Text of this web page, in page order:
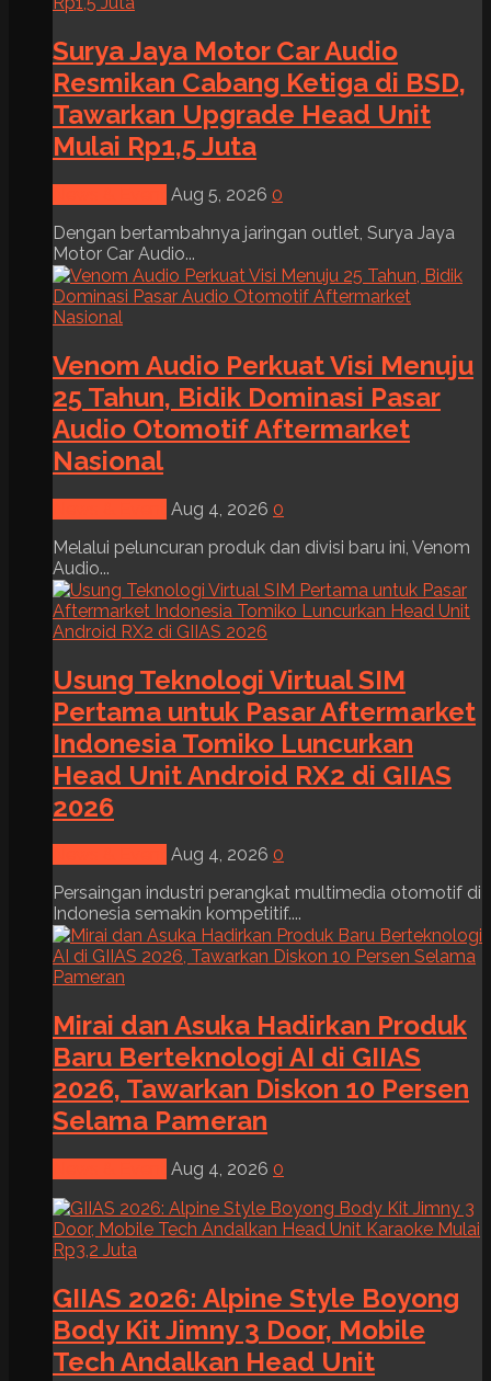
Surya Jaya Motor Car Audio
Resmikan Cabang Ketiga di BSD,
Tawarkan Upgrade Head Unit
Mulai Rp1,5 Juta
Aug 5, 2026 0
Dengan bertambahnya jaringan outlet, Surya Jaya
Motor Car Audio...
Venom Audio Perkuat Visi Menuju
25 Tahun, Bidik Dominasi Pasar
Audio Otomotif Aftermarket
Nasional
Aug 4, 2026 0
Melalui peluncuran produk dan divisi baru ini, Venom
Audio...
Usung Teknologi Virtual SIM
Pertama untuk Pasar Aftermarket
Indonesia Tomiko Luncurkan
Head Unit Android RX2 di GIIAS
2026
Aug 4, 2026 0
Persaingan industri perangkat multimedia otomotif di
Indonesia semakin kompetitif....
Mirai dan Asuka Hadirkan Produk
Baru Berteknologi AI di GIIAS
2026, Tawarkan Diskon 10 Persen
Selama Pameran
Aug 4, 2026 0
GIIAS 2026: Alpine Style Boyong
Body Kit Jimny 3 Door, Mobile
Tech Andalkan Head Unit